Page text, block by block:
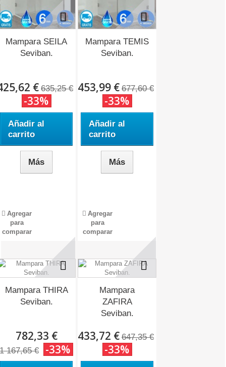
Mampara SEILA
Seviban.
€ 635,25 €
-33%
Añadir al
carrito
Más
Agregar
para
comparar
Mampara TEMIS
Seviban.
453,99 € 677,60 €
-33%
Añadir al
carrito
Más
Agregar
para
comparar
Mampara THIRA
Seviban.
782,33 €
1 167,65 € -33%
Mampara
ZAFIRA
Seviban.
433,72 € 647,35 €
-33%